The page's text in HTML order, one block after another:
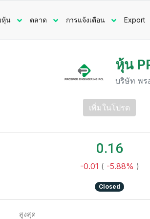
หุ้น ตลาด การแจ้งเตือน Export
หุ้น
บริษัท พร
เพิ่มในโปรด
0.16
-0.01 ( -5.88% )
Closed
สูงสุด